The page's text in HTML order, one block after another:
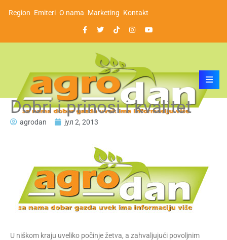
Region Emiteri O nama Marketing Kontakt
Dobri i prinosi i kvalitet
agrodan јул 2, 2013
U niškom kraju uveliko počinje žetva, a zahvaljujući povoljnim